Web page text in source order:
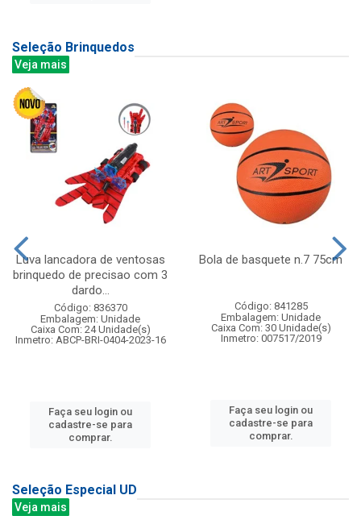
Seleção Brinquedos
Veja mais
Luva lancadora de ventosas
brinquedo de precisao com 3
dardo...
Código: 836370
Embalagem: Unidade
Caixa Com: 24 Unidade(s)
Inmetro: ABCP-BRI-0404-2023-16
Faça seu login ou
cadastre-se para
comprar.
Bola de basquete n.7 75cm
Código: 841285
Embalagem: Unidade
Caixa Com: 30 Unidade(s)
Inmetro: 007517/2019
Faça seu login ou
cadastre-se para
comprar.
Seleção Especial UD
Veja mais